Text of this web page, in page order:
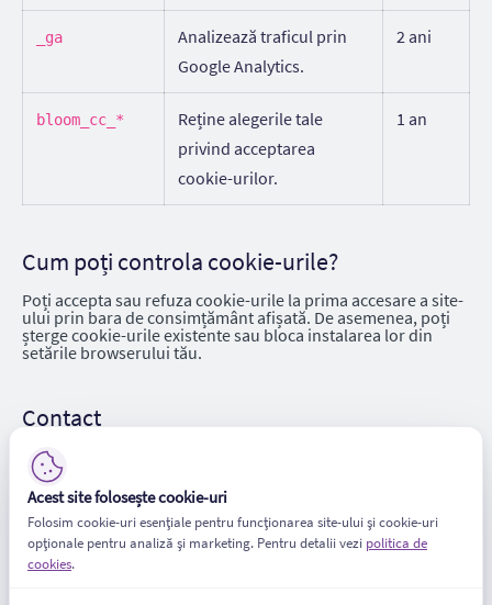
_ga
Analizează traficul prin
Google Analytics.
2 ani
bloom_cc_*
Reține alegerile tale
privind acceptarea
cookie-urilor.
1 an
Cum poți controla cookie-urile?
Poți accepta sau refuza cookie-urile la prima accesare a site-
ului prin bara de consimțământ afișată. De asemenea, poți
șterge cookie-urile existente sau bloca instalarea lor din
setările browserului tău.
Contact
Pentru orice întrebare legată de politica de cookies ne poți
contacta la
Modifică preferințele cookies
Acest site folosește cookie-uri
Folosim cookie-uri esențiale pentru funcționarea site-ului și cookie-uri
opționale pentru analiză și marketing. Pentru detalii vezi politica de
cookies.